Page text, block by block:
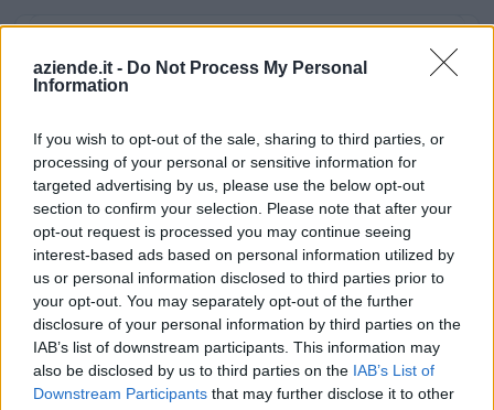
aziende.it - Do Not Process My Personal
Information
If you wish to opt-out of the sale, sharing to third parties, or
processing of your personal or sensitive information for
targeted advertising by us, please use the below opt-out
section to confirm your selection. Please note that after your
opt-out request is processed you may continue seeing
interest-based ads based on personal information utilized by
us or personal information disclosed to third parties prior to
your opt-out. You may separately opt-out of the further
disclosure of your personal information by third parties on the
IAB’s list of downstream participants. This information may
also be disclosed by us to third parties on the IAB’s List of
Downstream Participants that may further disclose it to other
Dove si trova
Comune: Castelnuovo Don Bosco
Provincia:Asti
Regione:Piemonte